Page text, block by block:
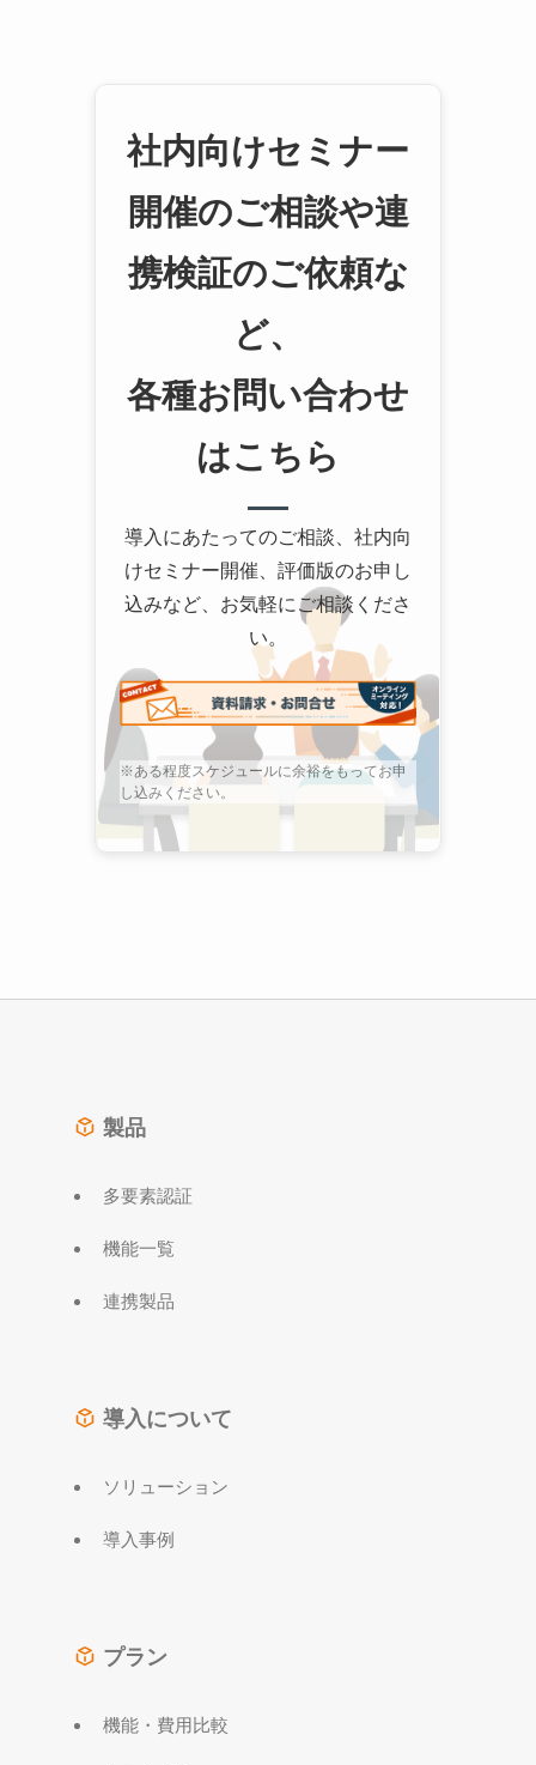
社内向けセミナー
開催のご相談や連
携検証のご依頼な
ど、
各種お問い合わせ
はこちら
導入にあたってのご相談、社内向
けセミナー開催、評価版のお申し
込みなど、お気軽にご相談くださ
い。
※ある程度スケジュールに余裕をもってお申
し込みください。
製品
多要素認証
機能一覧
連携製品
導入について
ソリューション
導入事例
プラン
機能・費用比較